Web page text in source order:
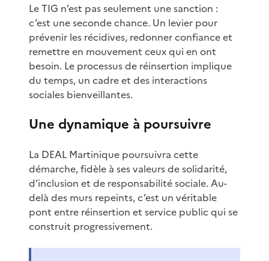
Le TIG n’est pas seulement une sanction :
c’est une seconde chance. Un levier pour
prévenir les récidives, redonner confiance et
remettre en mouvement ceux qui en ont
besoin. Le processus de réinsertion implique
du temps, un cadre et des interactions
sociales bienveillantes.
Une dynamique à poursuivre
La DEAL Martinique poursuivra cette
démarche, fidèle à ses valeurs de solidarité,
d’inclusion et de responsabilité sociale. Au-
delà des murs repeints, c’est un véritable
pont entre réinsertion et service public qui se
construit progressivement.